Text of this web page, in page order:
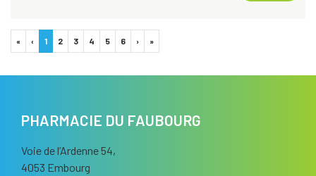
« ‹ 1 2 3 4 5 6 › »
PHARMACIE DU FAUBOURG
Voie de l’Ardenne 54,
4053 Embourg